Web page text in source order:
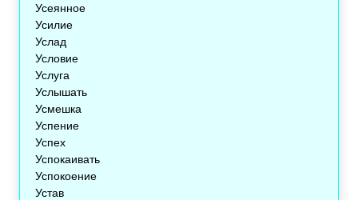
Усеянное
Усилие
Услад
Условие
Услуга
Услышать
Усмешка
Успение
Успех
Успокаивать
Успокоение
Устав